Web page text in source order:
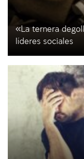
«La ternera
líderes sociales